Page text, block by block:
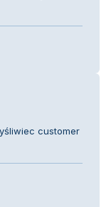
customer